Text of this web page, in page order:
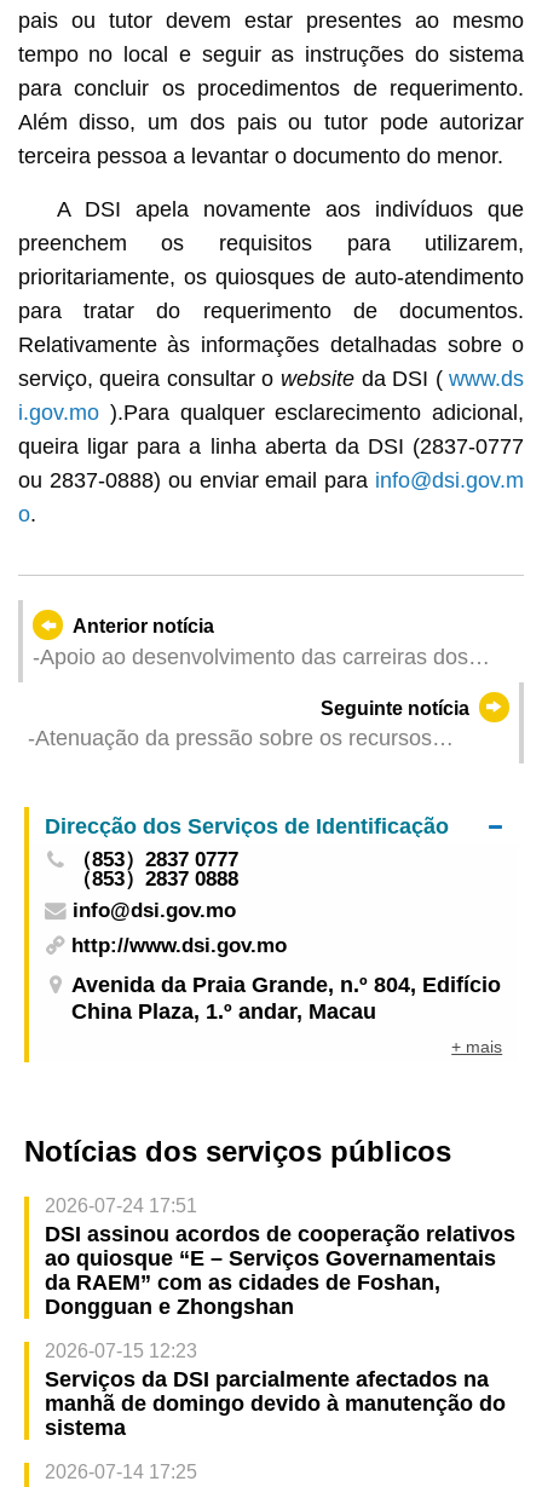
pais ou tutor devem estar presentes ao mesmo
tempo no local e seguir as instruções do sistema
para concluir os procedimentos de requerimento.
Além disso, um dos pais ou tutor pode autorizar
terceira pessoa a levantar o documento do menor.
A DSI apela novamente aos indivíduos que
preenchem os requisitos para utilizarem,
prioritariamente, os quiosques de auto-atendimento
para tratar do requerimento de documentos.
Relativamente às informações detalhadas sobre o
serviço, queira consultar o website da DSI (www.ds
i.gov.mo).Para qualquer esclarecimento adicional,
queira ligar para a linha aberta da DSI (2837-0777
ou 2837-0888) ou enviar email para info@dsi.gov.m
o.
Anterior notícia
-Apoio ao desenvolvimento das carreiras dos
Chinesas de Macau lançam o “Plano de
Formação em Liderança”
Seguinte notícia
-Atenuação da pressão sobre os recursos
sessões de emparelhamento para os sectores da
hotelaria, segurança, restauração e serviços
integrados de entretenimento disponibilizando
652 ofertas de emprego
Direcção dos Serviços de Identificação
（853）2837 0777
（853）2837 0888
info@dsi.gov.mo
http://www.dsi.gov.mo
Avenida da Praia Grande, n.º 804, Edifício
China Plaza, 1.º andar, Macau
+ mais
Notícias dos serviços públicos
2026-07-24 17:51
DSI assinou acordos de cooperação relativos
ao quiosque “E – Serviços Governamentais
da RAEM” com as cidades de Foshan,
Dongguan e Zhongshan
2026-07-15 12:23
Serviços da DSI parcialmente afectados na
manhã de domingo devido à manutenção do
sistema
2026-07-14 17:25